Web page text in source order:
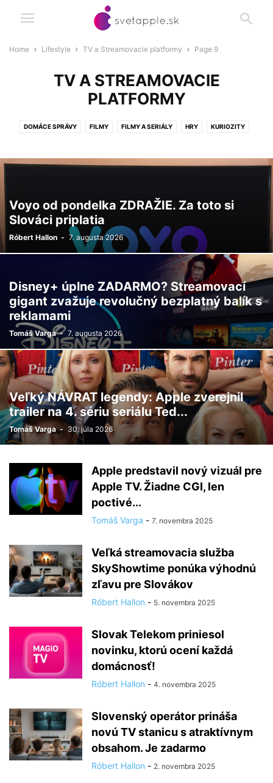
Home Lifestyle TV a Streamovacie platformy Page 9
TV A STREAMOVACIE
PLATFORMY
DOMÁCE SPRÁVY FILMY FILMY A SERIÁLY HRY KURIOZITY
Voyo od pondelka ZDRAŽIE. Za toto si
Slováci priplatia
Róbert Hallon - 7. augusta 2026
Disney+ úplne ZADARMO? Streamovací
gigant zvažuje revolučný bezplatný balík s
reklamami
Tomáš Varga - 7. augusta 2026
Veľký NÁVRAT legendy: Apple zverejnil
trailer na 4. sériu seriálu Ted...
Tomáš Varga - 30. júla 2026
Apple predstavil nový vizuál pre
Apple TV. Žiadne CGI, len
poctivé...
Tomáš Varga - 7. novembra 2025
Veľká streamovacia služba
SkyShowtime ponúka výhodnú
zľavu pre Slovákov
Róbert Hallon - 5. novembra 2025
Slovak Telekom priniesol
novinku, ktorú ocení každá
domácnosť!
Róbert Hallon - 4. novembra 2025
Slovenský operátor prináša
novú TV stanicu s atraktívnym
obsahom. Je zadarmo
Róbert Hallon - 2. novembra 2025